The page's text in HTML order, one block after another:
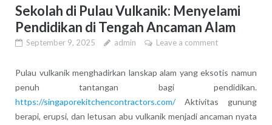
Sekolah di Pulau Vulkanik: Menyelami
Pendidikan di Tengah Ancaman Alam
September 9, 2025 admin Leave a comment
Pulau vulkanik menghadirkan lanskap alam yang eksotis namun
penuh tantangan bagi pendidikan.
https://singaporekitchencontractors.com/Aktivitas gunung
berapi, erupsi, dan letusan abu vulkanik menjadi ancaman nyata